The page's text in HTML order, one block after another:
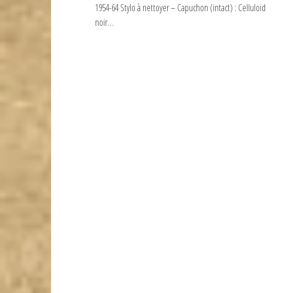
1954-64 Stylo à nettoyer – Capuchon (intact) : Celluloïd
noir…